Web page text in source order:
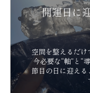
開運日に
空間を整えるだ
今必要な“軸”と“
節目の日に迎え